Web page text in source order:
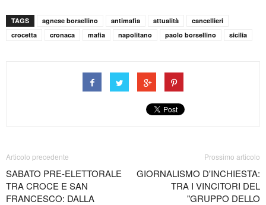
TAGS agnese borsellino antimafia attualità
cancellieri
crocetta
cronaca mafia napolitano paolo borsellino sicilia
Articolo precedente
SABATO PRE-ELETTORALE
TRA CROCE E SAN
FRANCESCO: DALLA
Prossimo articolo
GIORNALISMO D'INCHIESTA:
TRA I VINCITORI DEL
"GRUPPO DELLO